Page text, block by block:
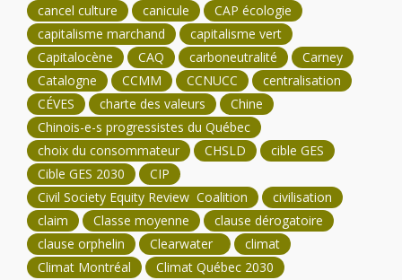
cancel culture
canicule
CAP écologie
capitalisme marchand
capitalisme vert
Capitalocène
CAQ carboneutralité
Carney
Catalogne
CCMM CCNUCC
centralisation
CÉVES
charte des valeurs
Chine
Chinois-e-s progressistes du Québec
choix du consommateur
CHSLD
cible GES
Cible GES 2030
CIP
Civil Society Equity Review Coalition
civilisation
claim
Classe moyenne
clause dérogatoire
clause orphelin
Clearwater
climat
Climat Montréal
Climat Québec 2030